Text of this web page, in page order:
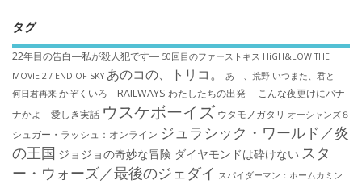
タグ
22年目の告白―私が殺人犯です― 50回目のファーストキス HiGH&LOW THE
MOVIE 2 / END OF SKY あのコの、トリコ。 あゝ、荒野 いつまた、君と
何日君再来 かぞくいろ―RAILWAYS わたしたちの出発― こんな夜更けにバナ
ナかよ 愛しき実話 ウスケボーイズ ウタモノガタリ オーシャンズ８
シュガー・ラッシュ：オ​ンライン ジュラシック・ワールド／炎
の王国 ジョジョの奇妙な冒険 ダイヤモンドは砕けない スタ
ー・ウォーズ／最後のジェダイ スパイダーマン：ホームカミン